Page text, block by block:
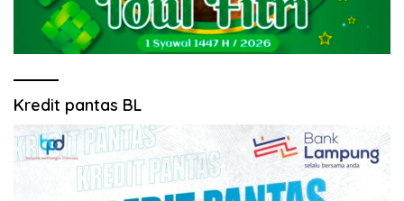
Kredit pantas BL